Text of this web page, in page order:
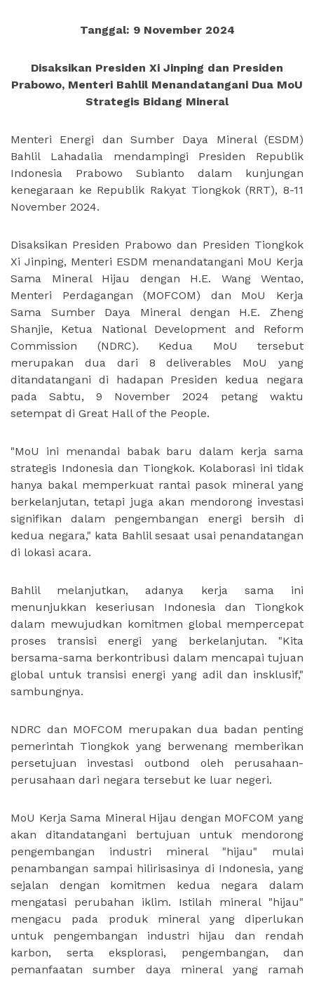
Tanggal: 9 November 2024
Disaksikan Presiden Xi Jinping dan Presiden
Prabowo, Menteri Bahlil Menandatangani Dua MoU
Strategis Bidang Mineral
Menteri Energi dan Sumber Daya Mineral (ESDM)
Bahlil Lahadalia mendampingi Presiden Republik
Indonesia Prabowo Subianto dalam kunjungan
kenegaraan ke Republik Rakyat Tiongkok (RRT), 8-11
November 2024.
Disaksikan Presiden Prabowo dan Presiden Tiongkok
Xi Jinping, Menteri ESDM menandatangani MoU Kerja
Sama Mineral Hijau dengan H.E. Wang Wentao,
Menteri Perdagangan (MOFCOM) dan MoU Kerja
Sama Sumber Daya Mineral dengan H.E. Zheng
Shanjie, Ketua National Development and Reform
Commission (NDRC). Kedua MoU tersebut
merupakan dua dari 8 deliverables MoU yang
ditandatangani di hadapan Presiden kedua negara
pada Sabtu, 9 November 2024 petang waktu
setempat di Great Hall of the People.
"MoU ini menandai babak baru dalam kerja sama
strategis Indonesia dan Tiongkok. Kolaborasi ini tidak
hanya bakal memperkuat rantai pasok mineral yang
berkelanjutan, tetapi juga akan mendorong investasi
signifikan dalam pengembangan energi bersih di
kedua negara," kata Bahlil sesaat usai penandatangan
di lokasi acara.
Bahlil melanjutkan, adanya kerja sama ini
menunjukkan keseriusan Indonesia dan Tiongkok
dalam mewujudkan komitmen global mempercepat
proses transisi energi yang berkelanjutan. "Kita
bersama-sama berkontribusi dalam mencapai tujuan
global untuk transisi energi yang adil dan insklusif,"
sambungnya.
NDRC dan MOFCOM merupakan dua badan penting
pemerintah Tiongkok yang berwenang memberikan
persetujuan investasi outbond oleh perusahaan-
perusahaan dari negara tersebut ke luar negeri.
MoU Kerja Sama Mineral Hijau dengan MOFCOM yang
akan ditandatangani bertujuan untuk mendorong
pengembangan industri mineral "hijau" mulai
penambangan sampai hilirisasinya di Indonesia, yang
sejalan dengan komitmen kedua negara dalam
mengatasi perubahan iklim. Istilah mineral "hijau"
mengacu pada produk mineral yang diperlukan
untuk pengembangan industri hijau dan rendah
karbon, serta eksplorasi, pengembangan, dan
pemanfaatan sumber daya mineral yang ramah